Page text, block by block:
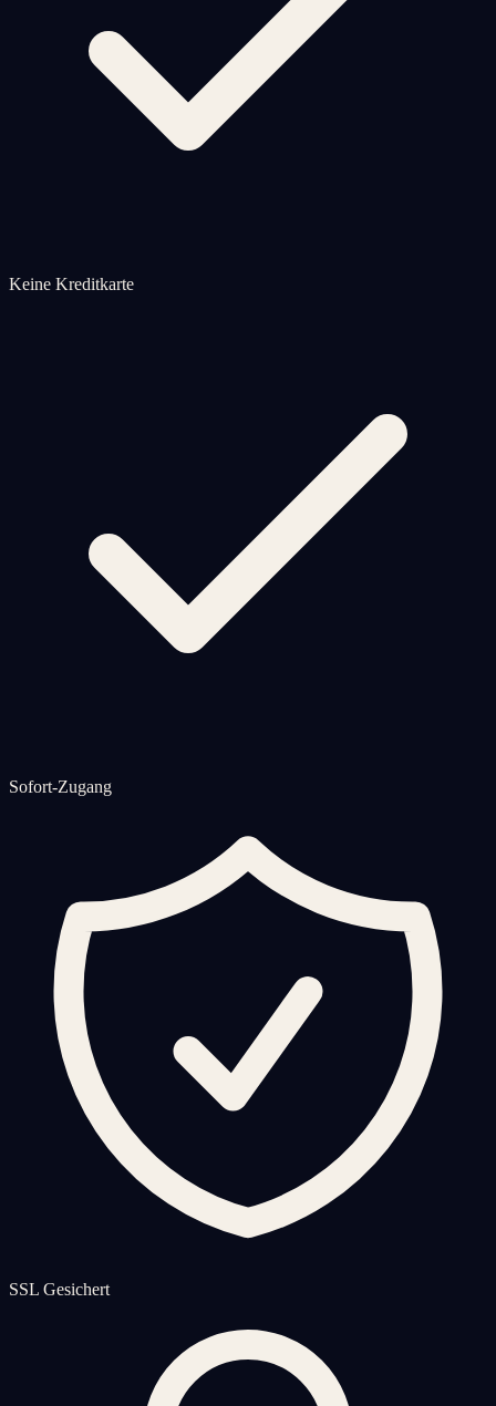
Keine Kreditkarte
Sofort-Zugang
SSL Gesichert